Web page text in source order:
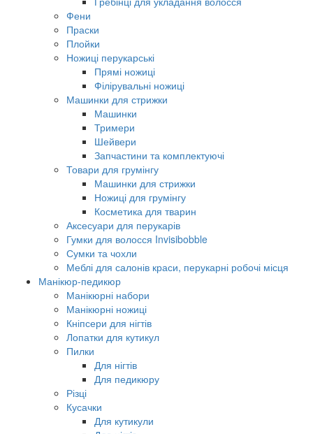
Фени
Праски
Плойки
Ножиці перукарські
Прямі ножиці
Філірувальні ножиці
Машинки для стрижки
Машинки
Тримери
Шейвери
Запчастини та комплектуючі
Товари для грумінгу
Машинки для стрижки
Ножиці для грумінгу
Косметика для тварин
Аксесуари для перукарів
Гумки для волосся Invisibobble
Сумки та чохли
Меблі для салонів краси, перукарні робочі місця
Манікюр-педикюр
Манікюрні набори
Манікюрні ножиці
Кніпсери для нігтів
Лопатки для кутикул
Пилки
Для нігтів
Для педикюру
Різці
Кусачки
Для кутикули